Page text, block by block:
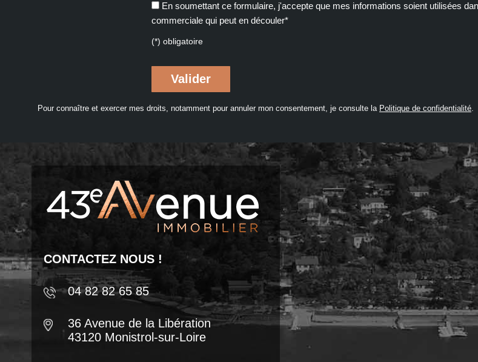
En soumettant ce formulaire, j'accepte que mes informations soient utilisées
commerciale qui peut en découler*
(*) obligatoire
Pour connaître et exercer mes droits, notamment pour annuler mon consentement, je consulte la Politique de confidentialité.
CONTACTEZ NOUS !
04 82 82 65 85
36 Avenue de la Libération
43120 Monistrol-sur-Loire